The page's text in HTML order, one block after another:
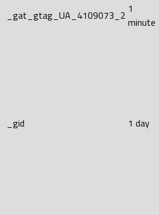
_gat_gtag_UA_4109073_2 1
minute
_gid 1 day